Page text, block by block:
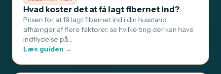
Hvad koster det at få lagt fibernet ind?
Prisen for at få lagt fibernet ind i din husstand
afhænger af flere faktorer, se hvilke ting der kan have
indflydelse på…
Læs guiden →